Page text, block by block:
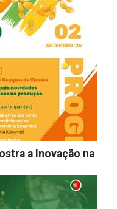
a Inovação na